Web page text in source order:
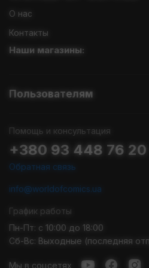
О нас
Контакты
Наши магазины:
Пользователям
Помощь и консультация
+380 93 448 76 20
Обратная связь
info@worldofcomics.ua
График работы
Пн-Пт: с 10:00 до 18:00
Сб-Вс: Выходные (последняя
Мы в соцсетях